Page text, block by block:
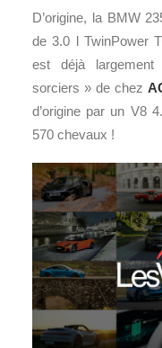
D’origine, la BMW
de 3.0 l TwinPower
est déjà
sorciers » de chez
d’origine par un V8
570 chevaux !